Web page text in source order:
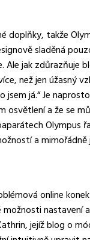
takže
sladěná
Ale jak zdůrazňuje
než jen úžasný
jsem já.“ Je
osvětlení a že se
Olympus
a
online
nastavení
jejíž blog o